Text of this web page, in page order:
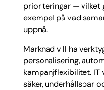
prioriteringar — vilket
exempel på vad
uppnå.
Marknad vill ha
personalisering,
kampanjflexibilitet. IT
säker, underhållsbar